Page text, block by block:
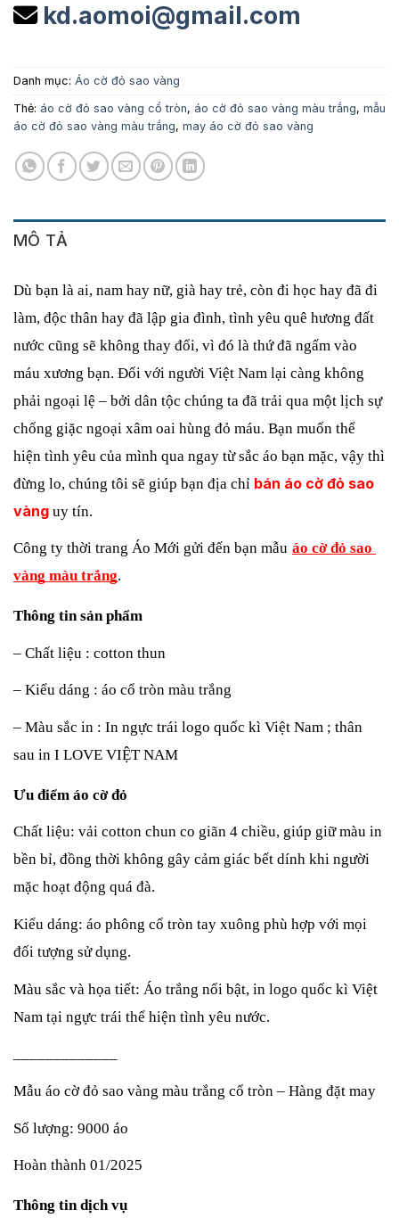
kd.aomoi@gmail.com
Danh mục: Áo cờ đỏ sao vàng
Thẻ: áo cờ đỏ sao vàng cổ tròn, áo cờ đỏ sao vàng màu trắng, mẫu
áo cờ đỏ sao vàng màu trắng, may áo cờ đỏ sao vàng
MÔ TẢ
Dù bạn là ai, nam hay nữ, già hay trẻ, còn đi học hay đã đi
làm, độc thân hay đã lập gia đình, tình yêu quê hương đất
nước cũng sẽ không thay đổi, vì đó là thứ đã ngấm vào
máu xương bạn. Đối với người Việt Nam lại càng không
phải ngoại lệ – bởi dân tộc chúng ta đã trải qua một lịch sự
chống giặc ngoại xâm oai hùng đỏ máu. Bạn muốn thể
hiện tình yêu của mình qua ngay từ sắc áo bạn mặc, vậy thì
đừng lo, chúng tôi sẽ giúp bạn địa chỉ bán áo cờ đỏ sao
vàng uy tín.
Công ty thời trang Áo Mới gửi đến bạn mẫu áo cờ đỏ sao
vàng màu trắng.
Thông tin sản phẩm
– Chất liệu : cotton thun
– Kiểu dáng : áo cổ tròn màu trắng
– Màu sắc in : In ngực trái logo quốc kì Việt Nam ; thân
sau in I LOVE VIỆT NAM
Ưu điểm áo cờ đỏ
Chất liệu: vải cotton chun co giãn 4 chiều, giúp giữ màu in
bền bỉ, đồng thời không gây cảm giác bết dính khi người
mặc hoạt động quá đà.
Kiểu dáng: áo phông cổ tròn tay xuông phù hợp với mọi
đối tượng sử dụng.
Màu sắc và họa tiết: Áo trắng nổi bật, in logo quốc kì Việt
Nam tại ngực trái thể hiện tình yêu nước.
Mẫu áo cờ đỏ sao vàng màu trắng cổ tròn – Hàng đặt may
Số lượng: 9000 áo
Hoàn thành 01/2025
Thông tin dịch vụ